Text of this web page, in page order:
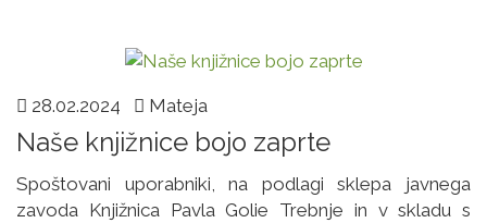
28.02.2024 Mateja
Naše knjižnice bojo zaprte
Spoštovani uporabniki, na podlagi sklepa javnega
zavoda Knjižnica Pavla Golie Trebnje in v skladu s